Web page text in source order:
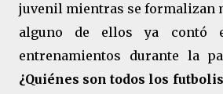
juvenil mientras se formalizan
alguno de ellos ya contó
entrenamientos durante la
¿Quiénes son todos los